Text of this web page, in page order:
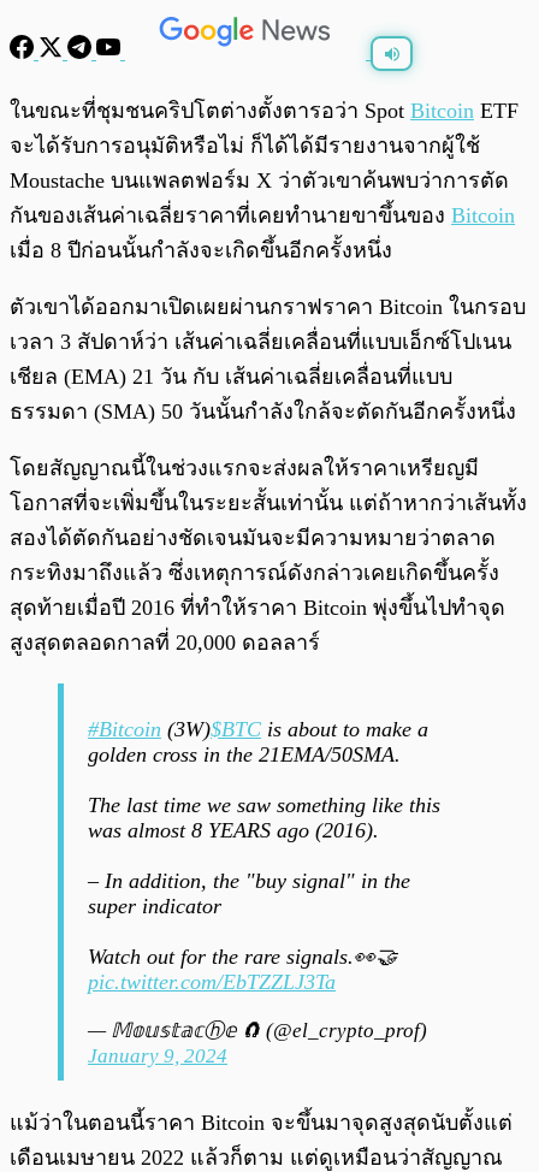
พร้อมเล่น
ในขณะที่ชุมชนคริปโตต่างตั้งตารอว่า Spot Bitcoin ETF
จะได้รับการอนุมัติหรือไม่ ก็ได้ได้มีรายงานจากผู้ใช้
Moustache บนแพลตฟอร์ม X ว่าตัวเขาค้นพบว่าการตัด
กันของเส้นค่าเฉลี่ยราคาที่เคยทำนายขาขึ้นของ Bitcoin
เมื่อ 8 ปีก่อนนั้นกำลังจะเกิดขึ้นอีกครั้งหนึ่ง
ตัวเขาได้ออกมาเปิดเผยผ่านกราฟราคา Bitcoin ในกรอบ
เวลา 3 สัปดาห์ว่า เส้นค่าเฉลี่ยเคลื่อนที่แบบเอ็กซ์โปเนน
เชียล (EMA) 21 วัน กับ เส้นค่าเฉลี่ยเคลื่อนที่แบบ
ธรรมดา (SMA) 50 วันนั้นกำลังใกล้จะตัดกันอีกครั้งหนึ่ง
โดยสัญญาณนี้ในช่วงแรกจะส่งผลให้ราคาเหรียญมี
โอกาสที่จะเพิ่มขึ้นในระยะสั้นเท่านั้น แต่ถ้าหากว่าเส้นทั้ง
สองได้ตัดกันอย่างชัดเจนมันจะมีความหมายว่าตลาด
กระทิงมาถึงแล้ว ซึ่งเหตุการณ์ดังกล่าวเคยเกิดขึ้นครั้ง
สุดท้ายเมื่อปี 2016 ที่ทำให้ราคา Bitcoin พุ่งขึ้นไปทำจุด
สูงสุดตลอดกาลที่ 20,000 ดอลลาร์
#Bitcoin (3W)$BTC is about to make a
golden cross in the 21EMA/50SMA.
The last time we saw something like this
was almost 8 YEARS ago (2016).
– In addition, the "buy signal" in the
super indicator
Watch out for the rare signals.👀🤝
pic.twitter.com/EbTZZLJ3Ta
— 𝕄𝕠𝕦𝕤𝕥𝕒𝕔ⓗ𝕖 🧲 (@el_crypto_prof)
January 9, 2024
แม้ว่าในตอนนี้ราคา Bitcoin จะขึ้นมาจุดสูงสุดนับตั้งแต่
เดือนเมษายน 2022 แล้วก็ตาม แต่ดูเหมือนว่าสัญญาณ